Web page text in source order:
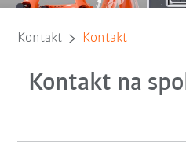
Kontakt Kontakt
Kontakt na